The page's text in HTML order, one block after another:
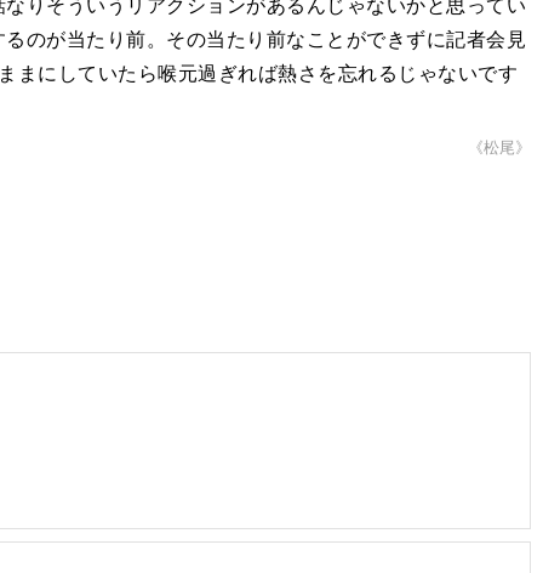
のが当たり前。その当たり前なことができずに記者会見
まにしていたら喉元過ぎれば熱さを忘れるじゃないです
《松尾》